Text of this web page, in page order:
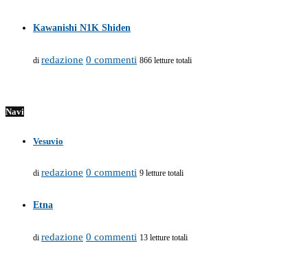
Kawanishi N1K Shiden
di redazione 0 commenti 866 letture totali
Navi
Vesuvio
di redazione 0 commenti 9 letture totali
Etna
di redazione 0 commenti 13 letture totali